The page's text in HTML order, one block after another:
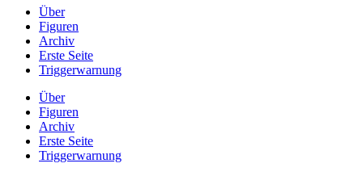
Über
Figuren
Archiv
Erste Seite
Triggerwarnung
Über
Figuren
Archiv
Erste Seite
Triggerwarnung